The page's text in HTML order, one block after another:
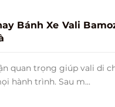
Bánh Xe Vali
quan trọng giúp vali di
hành trình. Sau m...